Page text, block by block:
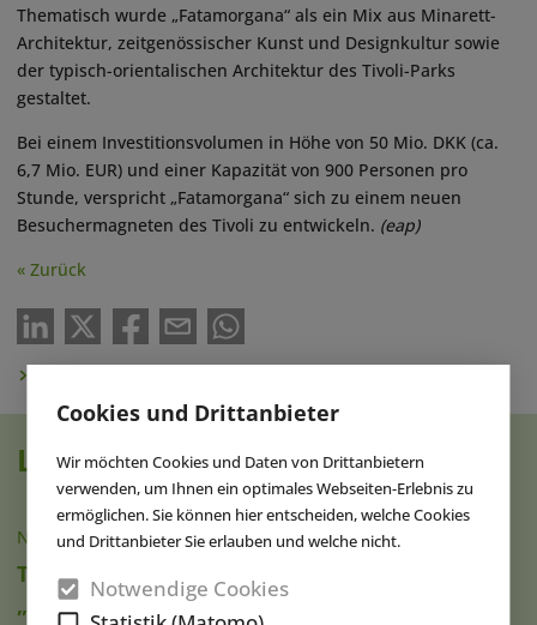
Cookies und Drittanbieter
Wir möchten Cookies und Daten von Drittanbietern
verwenden, um Ihnen ein optimales Webseiten-Erlebnis zu
ermöglichen. Sie können hier entscheiden, welche Cookies
und Drittanbieter Sie erlauben und welche nicht.
Notwendige Cookies
Thematisch wurde „Fatamorgana“ als ein Mix aus Minarett-
Architektur, zeitgenössischer Kunst und Designkultur sowie
der typisch-orientalischen Architektur des Tivoli-Parks
gestaltet.
Bei einem Investitionsvolumen in Höhe von 50 Mio. DKK (ca.
6,7 Mio. EUR) und einer Kapazität von 900 Personen pro
Stunde, verspricht „Fatamorgana“ sich zu einem neuen
Besuchermagneten des Tivoli zu entwickeln. (eap)
« Zurück
Lesen Sie auch
NACHRICHTEN|06.08.2026
TDC ernennt Chris Fitzgerald zum Leiter für
„Experiential Growth“